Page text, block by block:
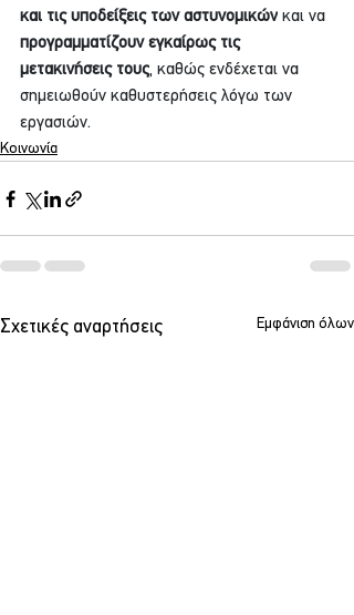
και τις υποδείξεις των αστυνομικών και να
προγραμματίζουν εγκαίρως τις
μετακινήσεις τους, καθώς ενδέχεται να
σημειωθούν καθυστερήσεις λόγω των
εργασιών.
Κοινωνία
Σχετικές αναρτήσεις Εμφάνιση όλων